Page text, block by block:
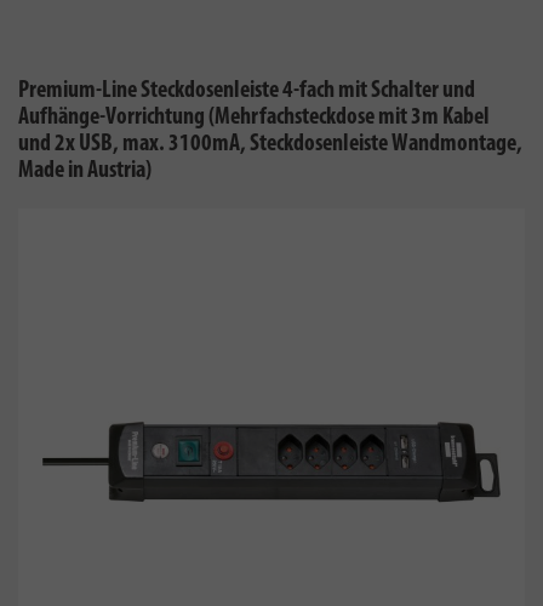
Premium-Line Steckdosenleiste 4-fach mit Schalter und
Aufhänge-Vorrichtung (Mehrfachsteckdose mit 3m Kabel
und 2x USB, max. 3100mA, Steckdosenleiste Wandmontage,
Made in Austria)